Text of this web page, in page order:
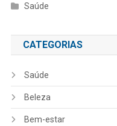
Saúde
CATEGORIAS
Saúde
Beleza
Bem-estar